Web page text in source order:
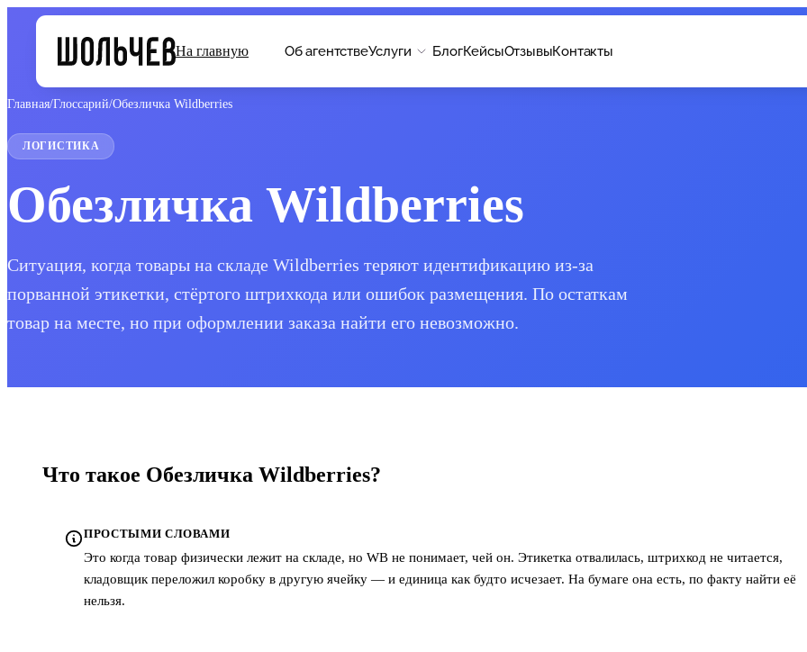
На главную Об агентствеУслуги БлогКейсыОтзывыКонтакты
Главная/Глоссарий/Обезличка Wildberries
ЛОГИСТИКА
Обезличка Wildberries
Ситуация, когда товары на складе Wildberries теряют идентификацию из-за
порванной этикетки, стёртого штрихкода или ошибок размещения. По остаткам
товар на месте, но при оформлении заказа найти его невозможно.
Что такое Обезличка Wildberries?
ПРОСТЫМИ СЛОВАМИ
Это когда товар физически лежит на складе, но WB не понимает, чей он. Этикетка отвалилась, штрихкод не читается,
кладовщик переложил коробку в другую ячейку — и единица как будто исчезает. На бумаге она есть, по факту найти её
нельзя.